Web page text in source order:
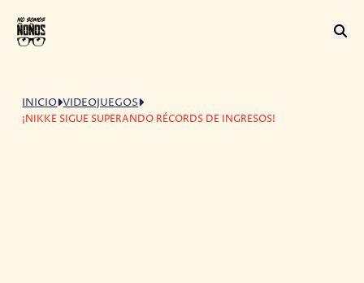
INICIO VIDEOJUEGOS
¡NIKKE SIGUE SUPERANDO RÉCORDS DE INGRESOS!